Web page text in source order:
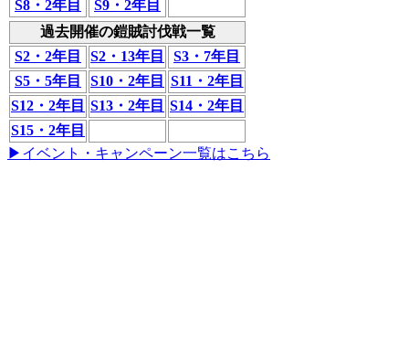
S8・2年目
S9・2年目
過去開催の鎧賊討伐戦一覧
S2・2年目
S2・13年目
S3・7年目
S5・5年目
S10・2年目
S11・2年目
S12・2年目 S13・2年目 S14・2年目
S15・2年目
▶イベント・キャンペーン一覧はこちら